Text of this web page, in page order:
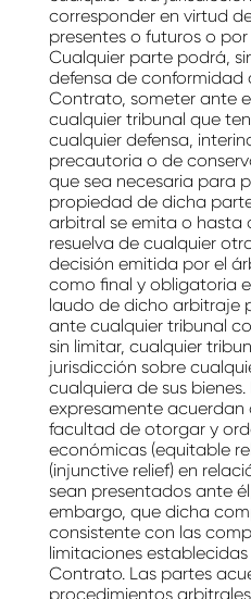
corresponder en virtud
presentes o futuros o
Cualquier parte podrá,
defensa de conformidad
Contrato, someter ante
cualquier tribunal que
cualquier defensa,
precautoria o de
que sea necesaria para
propiedad de dicha
arbitral se emita o hasta
resuelva de cualquier
decisión emitida por el
como final y obligatoria
laudo de dicho arbitraje
ante cualquier tribunal
sin limitar, cualquier
jurisdicción sobre
cualquiera de sus
expresamente
facultad de otorgar y
económicas (equitable
(injunctive relief) en
sean presentados ante
embargo, que dicha
consistente con las
limitaciones
Contrato. Las partes
procedimientos